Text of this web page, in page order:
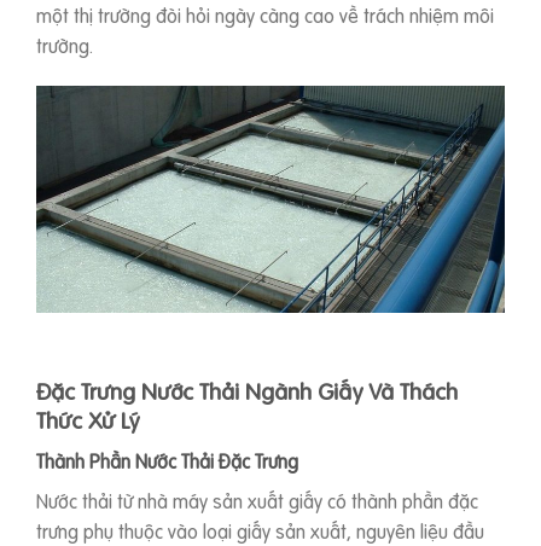
một thị trường đòi hỏi ngày càng cao về trách nhiệm môi
trường.
Đặc Trưng Nước Thải Ngành Giấy Và Thách
Thức Xử Lý
Thành Phần Nước Thải Đặc Trưng
Nước thải từ nhà máy sản xuất giấy có thành phần đặc
trưng phụ thuộc vào loại giấy sản xuất, nguyên liệu đầu